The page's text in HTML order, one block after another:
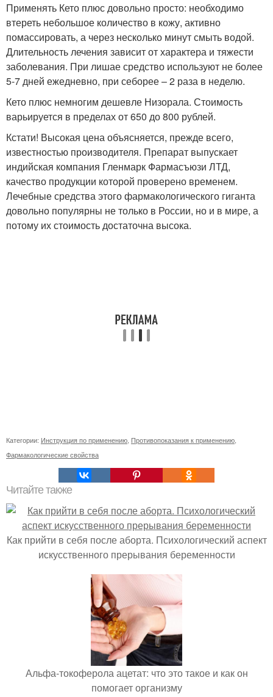
Применять Кето плюс довольно просто: необходимо
втереть небольшое количество в кожу, активно
помассировать, а через несколько минут смыть водой.
Длительность лечения зависит от характера и тяжести
заболевания. При лишае средство используют не более
5-7 дней ежедневно, при себорее – 2 раза в неделю.
Кето плюс немногим дешевле Низорала. Стоимость
варьируется в пределах от 650 до 800 рублей.
Кстати! Высокая цена объясняется, прежде всего,
известностью производителя. Препарат выпускает
индийская компания Гленмарк Фармасъюзи ЛТД,
качество продукции которой проверено временем.
Лечебные средства этого фармакологического гиганта
довольно популярны не только в России, но и в мире, а
потому их стоимость достаточна высока.
Категории: Инструкция по применению Противопоказания к применению
Фармакологические свойства
Читайте также
Как прийти в себя после аборта. Психологический аспект
искусственного прерывания беременности
Альфа-токоферола ацетат: что это такое и как он
помогает организму